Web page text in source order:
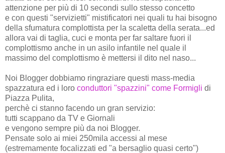
attenzione per più di 10 secondi sullo stesso concetto
e con questi "servizietti" mistificatori nei quali tu hai bisogno
della sfumatura complottista per la scaletta della serata...ed
allora vai di taglia, cuci e monta per far saltare fuori il
complottismo anche in un asilo infantile nel quale il
massimo del complottismo è mettersi il dito nel naso...
Noi Blogger dobbiamo ringraziare questi mass-media
spazzatura ed i loro conduttori "spazzini" come Formigli di
Piazza Pulita,
perchè ci stanno facendo un gran servizio:
tutti scappano da TV e Giornali
e vengono sempre più da noi Blogger.
Pensate solo ai miei 250mila accessi al mese
(estremamente focalizzati ed "a bersaglio quasi certo")